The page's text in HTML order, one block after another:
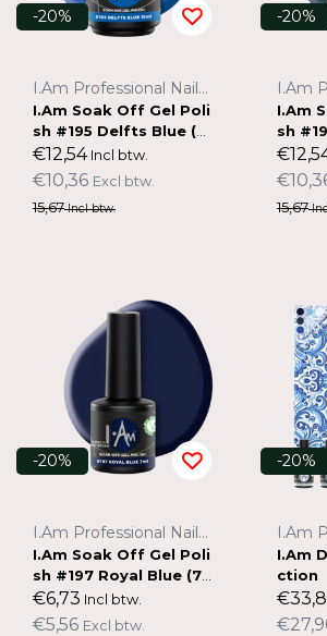
-20%
I.Am Professional Nail Systems
I.Am Soak Off Gel Poli
sh #195 Delfts Blue (15
ml)
€12,54Incl btw.
€10,36 Excl btw.
15,67Incl btw.
-20%
I.Am
sh
15,67
-20%
I.Am Professional Nail Systems
I.Am Soak Off Gel Poli
sh #197 Royal Blue (7
ml)
€6,73 Incl btw.
€5,56 Excl btw.
-20%
I.Am
ction